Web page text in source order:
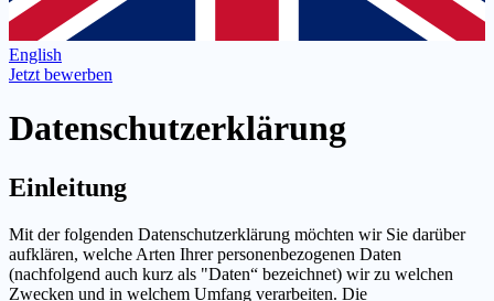
English
Jetzt bewerben
Datenschutzerklärung
Einleitung
Mit der folgenden Datenschutzerklärung möchten wir Sie darüber
aufklären, welche Arten Ihrer personenbezogenen Daten
(nachfolgend auch kurz als "Daten“ bezeichnet) wir zu welchen
Zwecken und in welchem Umfang verarbeiten. Die